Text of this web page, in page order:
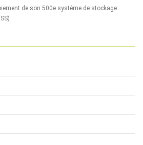
de son 500e système de stockage